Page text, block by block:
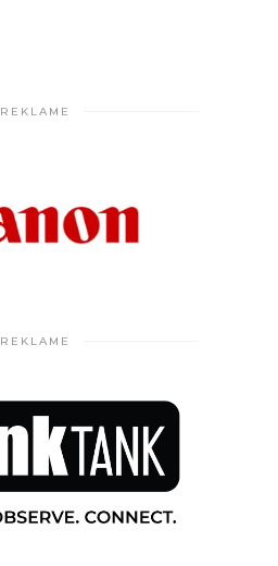
REKLAME
REKLAME